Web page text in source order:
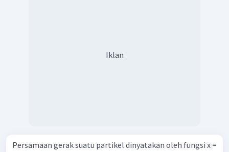
Iklan
Persamaan gerak suatu partikel dinyatakan oleh fungsi x =